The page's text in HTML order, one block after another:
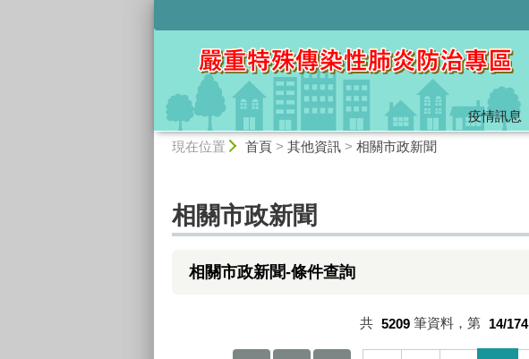
疫情訊息
現在位置 首頁> 其他資訊> 相關市政新聞
相關市政新聞
相關市政新聞-條件查詢
共 5209 筆資料，第 14/174